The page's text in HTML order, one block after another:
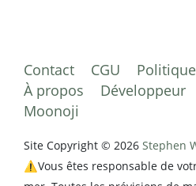
Contact CGU
À propos
Développeur
Moonoji
Site Copyright © 2026 Stephen
⚠️Vous êtes responsable de